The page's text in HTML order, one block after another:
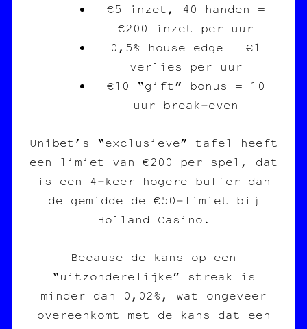
€5 inzet, 40 handen =
€200 inzet per uur
0,5% house edge = €1
verlies per uur
€10 “gift” bonus = 10
uur break‑even
Unibet’s “exclusieve” tafel heeft
een limiet van €200 per spel, dat
is een 4‑keer hogere buffer dan
de gemiddelde €50‑limiet bij
Holland Casino.
Because de kans op een
“uitzonderelijke” streak is
minder dan 0,02%, wat ongeveer
overeenkomt met de kans dat een